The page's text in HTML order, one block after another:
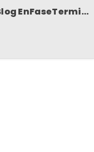
Blog EnFaseTerminal